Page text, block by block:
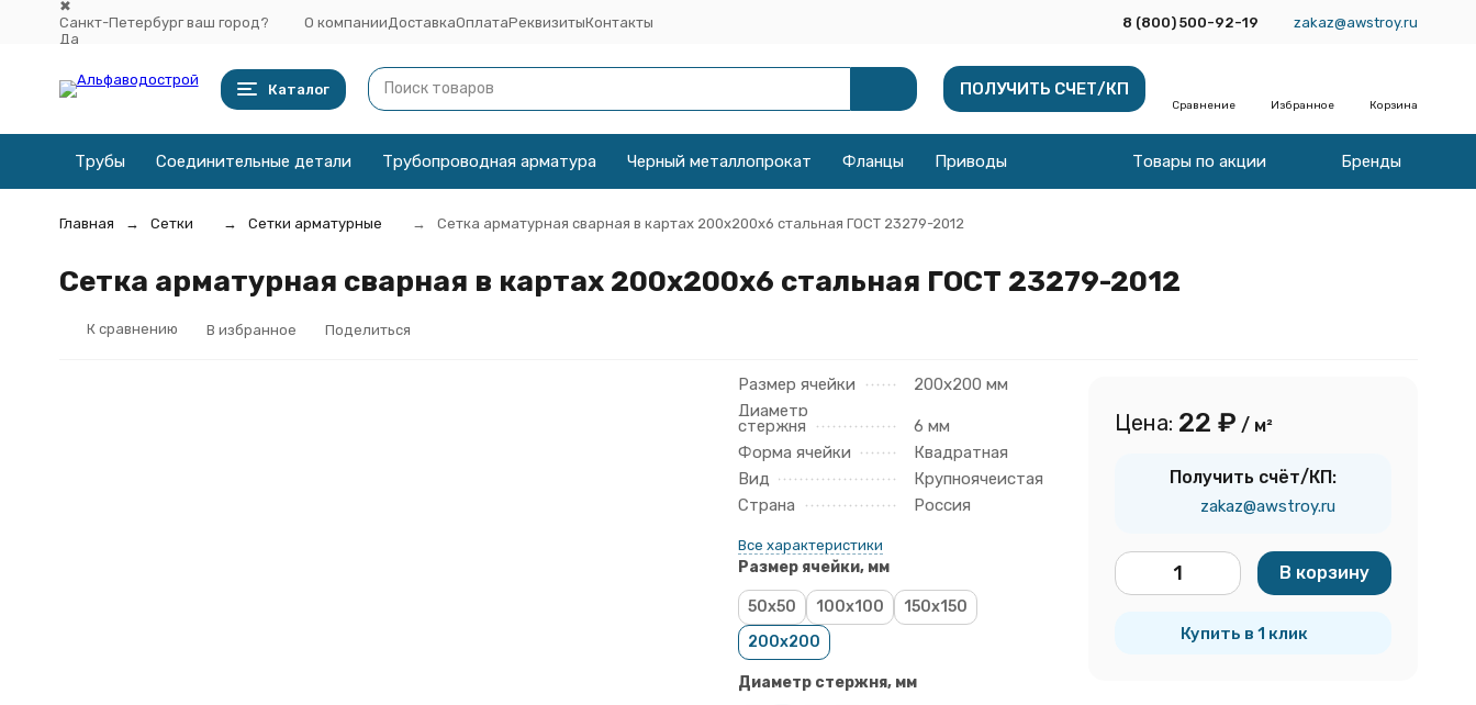
✖
Санкт-Петербург ваш город?
Да
О компании ДоставкаОплатаРеквизитыКонтакты 8 (800) 500-92-19 zakaz@awstroy.ru
Каталог ПОЛУЧИТЬ СЧЕТ/КП
Сравнение Избранное Корзина
Трубы Соединительные детали Трубопроводная арматура Черный металлопрокат Фланцы Приводы Товары по акции Бренды
Главная Сетки Сетки арматурные Сетка арматурная сварная в картах 200x200x6 стальная ГОСТ 23279-2012
Сетка арматурная сварная в картах 200x200x6 стальная ГОСТ 23279-2012
К сравнению В избранное Поделиться
Размер ячейки
200х200 мм
Диаметр
стержня
6 мм
Форма ячейки
Квадратная
Вид
Крупноячеистая
Страна
Россия
Все характеристики
Размер ячейки, мм
50x50 100x100
150x150
200x200
Диаметр стержня, мм
Цена: 22 ₽ / м²
Получить счёт/КП:
zakaz@awstroy.ru
В корзину
Купить в 1 клик